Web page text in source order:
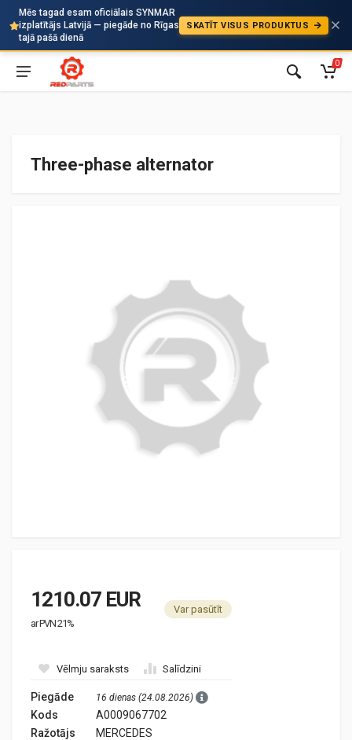
Mēs tagad esam oficiālais SYNMAR
izplatītājs Latvijā — piegāde no Rīgas
tajā pašā dienā
SKATĪT VISUS PRODUKTUS
Auto
0
Three-phase alternator
1210.07 EUR
ar PVN 21%
Var pasūtīt
Vēlmju saraksts Salīdzini
Piegāde 16 dienas (24.08.2026)
Kods
A0009067702
Ražotājs
MERCEDES